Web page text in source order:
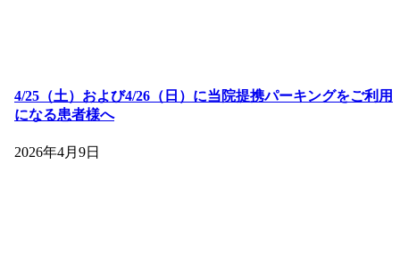
4/25（土）および4/26（日）に当院提携パーキングをご利用
になる患者様へ
2026年4月9日